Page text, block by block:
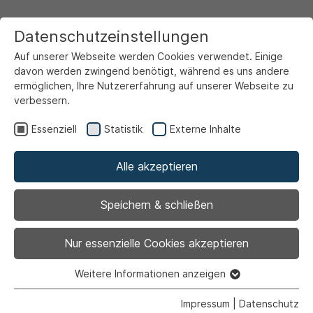
Unsere Serviceportale
Familienportal
Jugendförderung
4. Ferienangebote/ Ferienfreizeiten
4.2 Sommerferienangebote
4.2.2 East-Side
Datenschutzeinstellungen
Auf unserer Webseite werden Cookies verwendet. Einige
davon werden zwingend benötigt, während es uns andere
ermöglichen, Ihre Nutzererfahrung auf unserer Webseite zu
verbessern.
Essenziell Statistik Externe Inhalte
Alle akzeptieren
Speichern & schließen
Nur essenzielle Cookies akzeptieren
Essenzielle Cookies werden für grundlegende Funktionen
Weitere Informationen anzeigen
Impressum Datenschutz